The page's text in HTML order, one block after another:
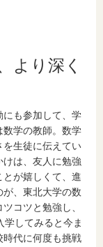
より深く
にも参加して、学
数学の教師。数学
を生徒に伝えてい
は、友人に勉強
が嬉しくて、進
、東北大学の数
コツと勉強し、
してみると今ま
時代に何度も挑戦